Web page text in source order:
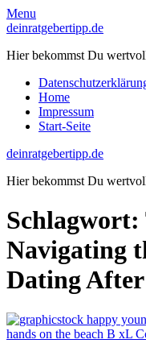
Skip
to
Menu
deinratgebertipp.de
Hier bekommst Du
Home
Impressum
Start-Seite
deinratgebertipp.de
Hier bekommst Du
Schlagwort:
Navigating
Dating